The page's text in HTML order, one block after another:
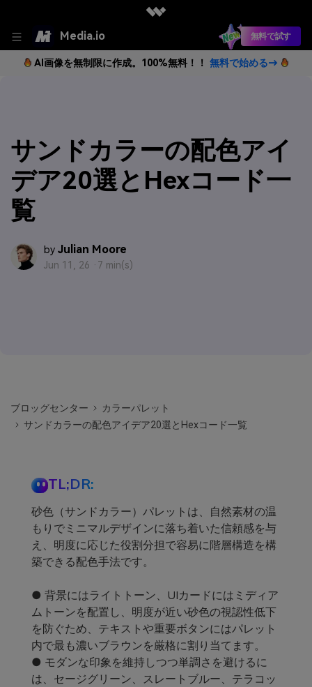
Media.io 無料で試す
AI画像を無制限に作成。100%無料！！ 無料で始める→
サンドカラーの配色アイ
デア20選とHexコード一
覧
by Julian Moore
Jun 11, 26 · 7 min(s)
ブロッグセンター
カラーパレット
サンドカラーの配色アイデア20選とHexコード一覧
TL;DR:
砂色（サンドカラー）パレットは、自然素材の温
もりでミニマルデザインに落ち着いた信頼感を与
え、明度に応じた役割分担で容易に階層構造を構
築できる配色手法です。
● 背景にはライトトーン、UIカードにはミディア
ムトーンを配置し、明度が近い砂色の視認性低下
を防ぐため、テキストや重要ボタンにはパレット
内で最も濃いブラウンを厳格に割り当てます。
● モダンな印象を維持しつつ単調さを避けるに
は、セージグリーン、スレートブルー、テラコッ